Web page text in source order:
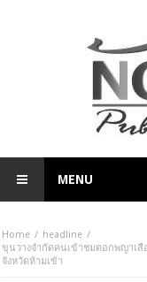
MENU
Home
headline
ขุนวางจำกัดคนเข้าชมดอกพญาเสื
จังหวัดห้ามเข้า